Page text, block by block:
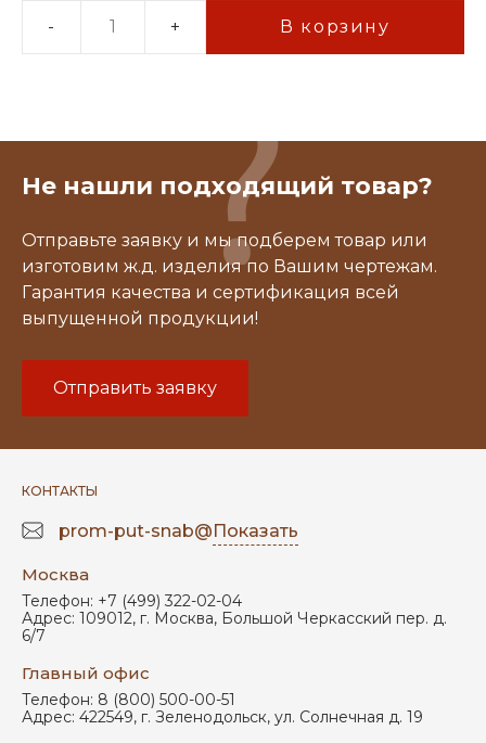
- + В корзину
Не нашли подходящий товар?
Отправьте заявку и мы подберем товар или
изготовим ж.д. изделия по Вашим чертежам.
Гарантия качества и сертификация всей
выпущенной продукции!
Отправить заявку
КОНТАКТЫ
prom-put-snab@Показать
Москва
Телефон: +7 (499) 322-02-04
Адрес: 109012, г. Москва, Большой Черкасский пер. д.
6/7
Главный офис
Телефон: 8 (800) 500-00-51
Адрес: 422549, г. Зеленодольск, ул. Солнечная д. 19